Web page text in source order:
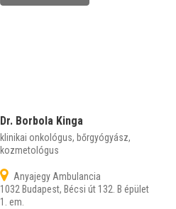
Dr. Borbola Kinga
klinikai onkológus, bőrgyógyász,
kozmetológus
Anyajegy Ambulancia
1032 Budapest, Bécsi út 132. B épület
1. em.